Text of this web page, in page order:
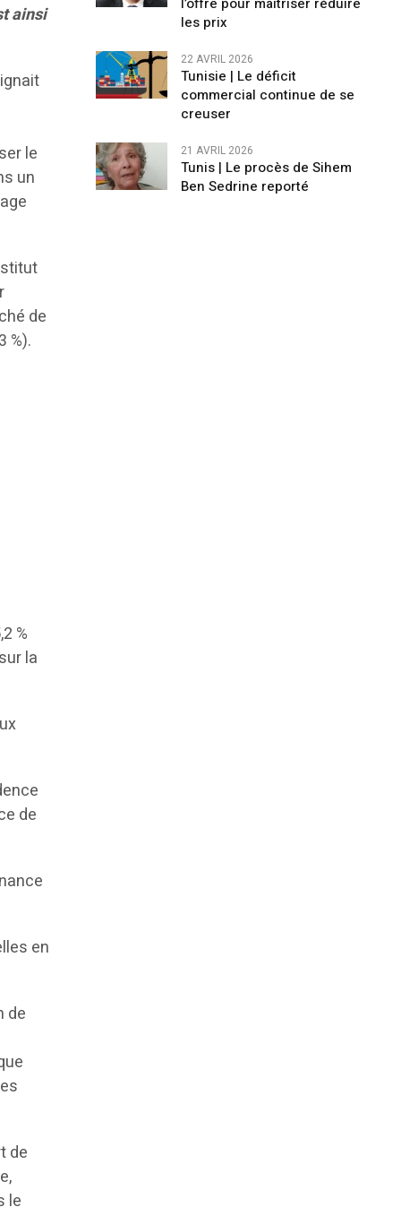
ainsi
le
un
de
%).
%
la
de
en
de
de
le
les prix
22 AVRIL 2026
Tunisie | Le déficit
commercial continue de se
creuser
21 AVRIL 2026
Tunis | Le procès de Sihem
Ben Sedrine reporté